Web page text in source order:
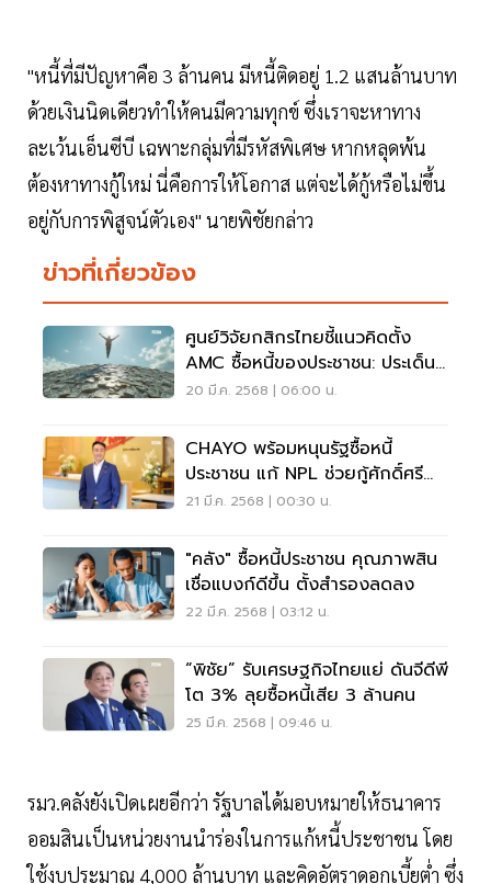
"หนี้ที่มีปัญหาคือ 3 ล้านคน มีหนี้ติดอยู่ 1.2 แสนล้านบาท
ด้วยเงินนิดเดียวทำให้คนมีความทุกข์ ซึ่งเราจะหาทาง
ละเว้นเอ็นซีบี เฉพาะกลุ่มที่มีรหัสพิเศษ หากหลุดพ้น
ต้องหาทางกู้ใหม่ นี่คือการให้โอกาส แต่จะได้กู้หรือไม่ขึ้น
อยู่กับการพิสูจน์ตัวเอง" นายพิชัยกล่าว
ข่าวที่เกี่ยวข้อง
ศูนย์วิจัยกสิกรไทยชี้แนวคิดตั้ง
AMC ซื้อหนี้ของประชาชน: ประเด็นที่
ต้องคำนึงถึง
20 มี.ค. 2568 | 06:00 น.
CHAYO พร้อมหนุนรัฐซื้อหนี้
ประชาชน แก้ NPL ช่วยกู้ศักดิ์ศรี
คนจน
21 มี.ค. 2568 | 00:30 น.
"คลัง" ซื้อหนี้ประชาชน คุณภาพสิน
เชื่อแบงก์ดีขึ้น ตั้งสำรองลดลง
22 มี.ค. 2568 | 03:12 น.
“พิชัย” รับเศรษฐกิจไทยแย่ ดันจีดีพี
โต 3% ลุยซื้อหนี้เสีย 3 ล้านคน
25 มี.ค. 2568 | 09:46 น.
รมว.คลังยังเปิดเผยอีกว่า รัฐบาลได้มอบหมายให้ธนาคาร
ออมสินเป็นหน่วยงานนำร่องในการแก้หนี้ประชาชน โดย
ใช้งบประมาณ 4,000 ล้านบาท และคิดอัตราดอกเบี้ยต่ำ ซึ่ง